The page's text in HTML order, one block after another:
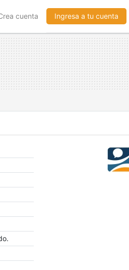
cuenta Ingresa a tu cuenta